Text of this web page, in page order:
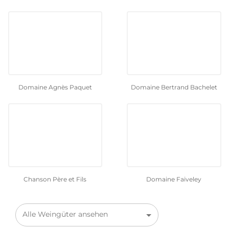
Rebsorten Pinot Noir
denn nichts wird
Tradition hat
Montrachet hervorgebracht.
Domaine Agnès Paquet Domaine Bertrand Bachelet
Chanson Père et Fils Domaine Faiveley
Alle Weingüter ansehen